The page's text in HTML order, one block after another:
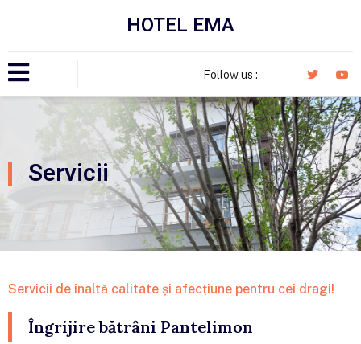
HOTEL EMA
Follow us :
Servicii
Servicii de înaltă calitate și afecțiune pentru cei dragi!
Îngrijire bătrâni Pantelimon